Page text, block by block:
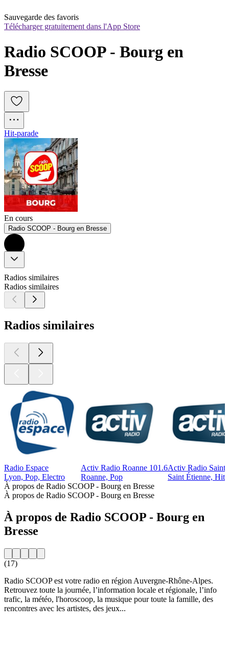
Sauvegarde des favoris
Télécharger gratuitement dans l'App Store
Radio SCOOP - Bourg en
Bresse
Hit-parade
En cours
Radio SCOOP - Bourg en Bresse
Radios similaires
Radios similaires
Radios similaires
Radio Espace
Lyon, Pop, Electro
Activ Radio Roanne 101.6
Roanne, Pop
Activ Radio
Saint Étienne,
À propos de Radio SCOOP - Bourg en Bresse
À propos de Radio SCOOP - Bourg en Bresse
À propos de Radio SCOOP - Bourg en
Bresse
(17)
Radio SCOOP est votre radio en région Auvergne-Rhône-Alpes.
Retrouvez toute la journée, l’information locale et régionale, l’info
trafic, la météo, l'horoscoop, la musique pour toute la famille, des
rencontres avec les artistes, des jeux...